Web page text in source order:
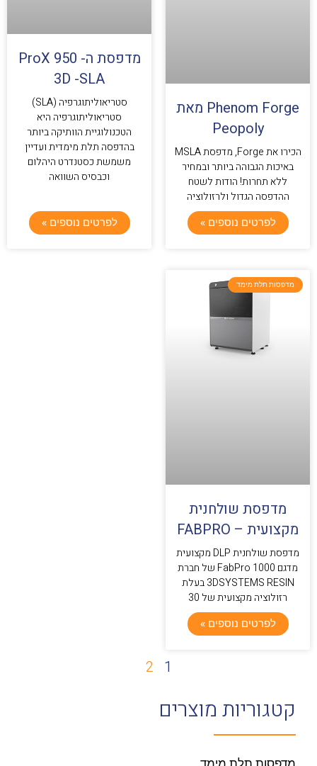
קטגוריות מוצרים
מדפסות תלת מימד
Phenom Forge מאת
Peopoly
הכירו את Forge, מדפסת MSLA
באיכות הגבוהה ביותר ובמחיר
ללא תחרות! הודות לשטח
ההדפסה הגדול ולרזולוציה
לפרטים נוספים »
מדפסת ה- ProX 950
3D -SLA
סטריאוליתוגרפיה (SLA)
סטריאוליתוגרפיה היא
הטכנולוגיית הוותיקה ביותר
בהדפסה תלת מימדית ועדיין
משמשת כסטנדרט היהלום
וכבסיס השוואה
לפרטים נוספים »
מדפסות תלת מימד
מדפסת שולחנית
מקצועית – FABPRO
מדפסת שולחנית DLP מקצועית
מדגם FabPro 1000 של חברת
3DSYSTEMS RESIN בעלת
רזולוציה מקצועית של 30
לפרטים נוספים »
1
2